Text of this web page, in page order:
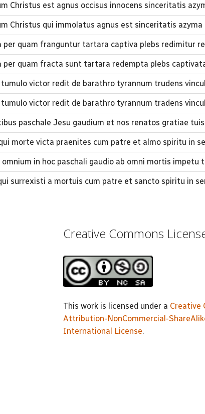
Christus est agnus occisus innocens sinceritatis
Christus qui immolatus agnus est sinceritatis
per quam franguntur tartara captiva plebs redimitur
per quam fracta sunt tartara redempta plebs
victor redit de barathro tyrannum trudens
victor redit de barathro tyrannum tradens
paschale Jesu gaudium et nos renatos gratiae
morte victa praenites cum patre et almo spiritu in
omnium in hoc paschali gaudio ab omni mortis impetu
surrexisti a mortuis cum patre et sancto spiritu in
Creative Commons
This work is licensed under a Creative
Attribution-NonCommercial-
International License.